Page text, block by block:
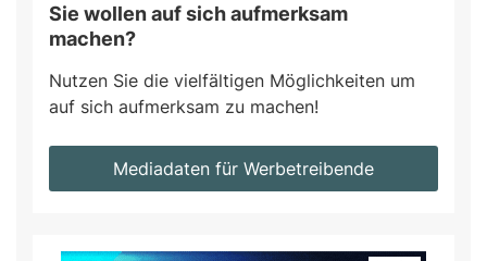
Sie wollen auf sich aufmerksam
machen?
Nutzen Sie die vielfältigen Möglichkeiten um
auf sich aufmerksam zu machen!
Mediadaten für Werbetreibende